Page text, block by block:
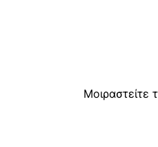
Μοιραστείτε